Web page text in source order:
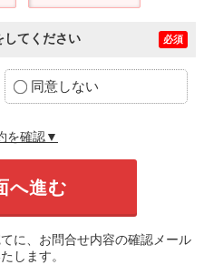
してください 必須
同意しない
を確認▼
に、お問合せ内容の確認メール
します。